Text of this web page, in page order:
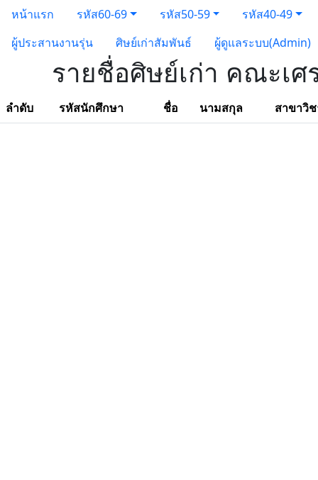
หน้าแรก รหัส60-69 รหัส50-59
รหัส40-49
ผู้ประสานงานรุ่น
ศิษย์เก่าสัมพันธ์ ผู้ดูแลระบบ(Admin)
รายชื่อศิษย์เก่า คณะเ
ลำดับ รหัสนักศึกษา ชื่อ นามสกุล สาขาวิ